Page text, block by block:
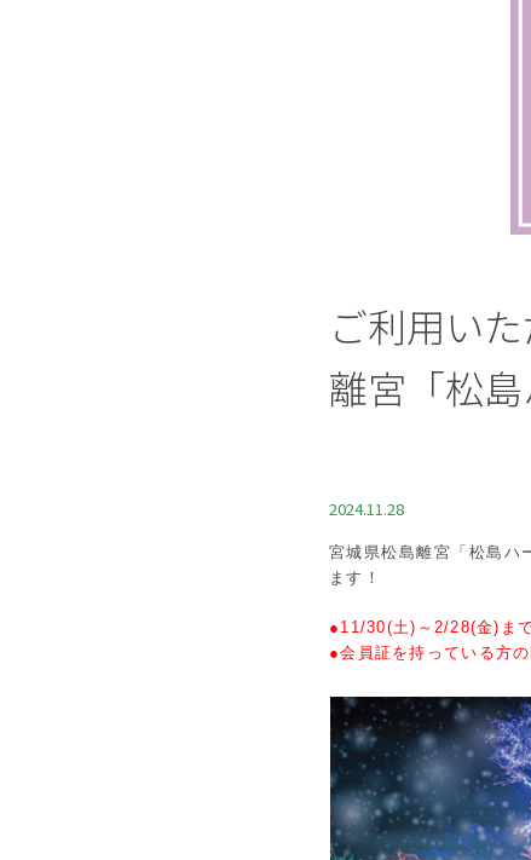
ご利用い
離宮「松島
2024.11.28
宮城県松島離宮「松島ハ
ます！
●11/30(土)～2/28(金)ま
●会員証を持っている方